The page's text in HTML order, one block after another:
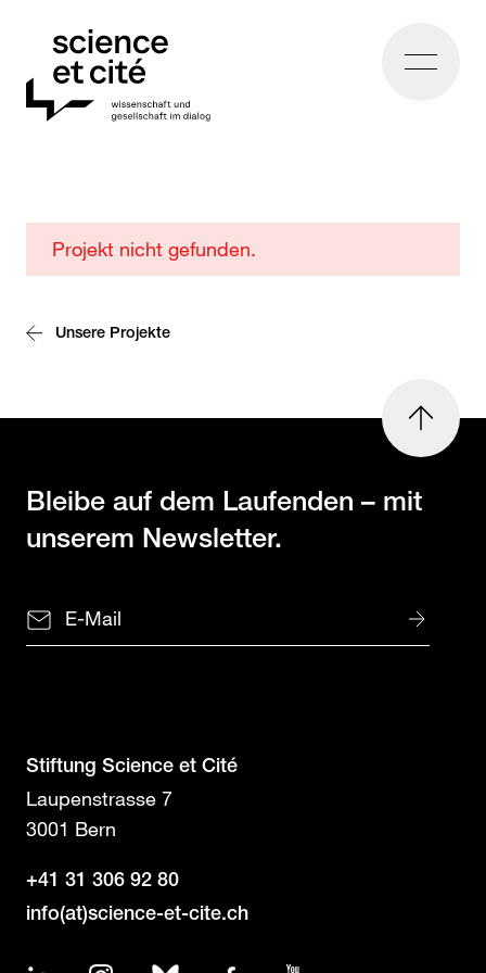
Home
Vergangene
Wissenschaftscafés
Projekt nicht gefunden.
Unsere Projekte
oben
Bleibe auf dem Laufenden – mit
unserem Newsletter.
Stiftung Science et Cité
Laupenstrasse 7
3001 Bern
+41 31 306 92 80
info(at)science-et-cite.ch